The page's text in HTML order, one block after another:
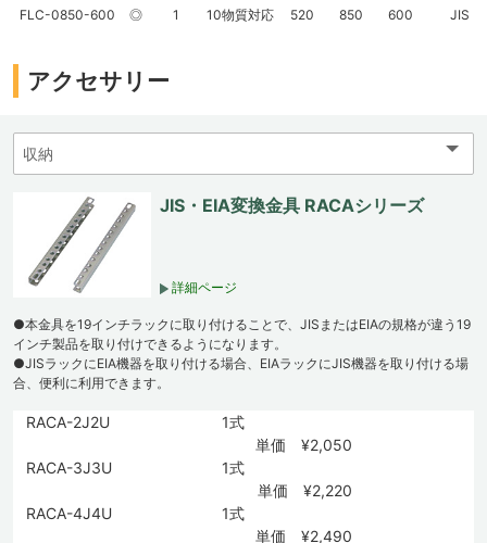
FLC-0850-600 ◎ 1 10物質対応 520 850 600 JIS
アクセサリー
JIS・EIA変換金具 RACAシリーズ
詳細ページ
●本金具を19インチラックに取り付けることで、JISまたはEIAの規格が違う19
インチ製品を取り付けできるようになります。
●JISラックにEIA機器を取り付ける場合、EIAラックにJIS機器を取り付ける場
合、便利に利用できます。
RACA-2J2U
1式
単価 ¥2,050
RACA-3J3U
1式
単価 ¥2,220
RACA-4J4U
1式
単価 ¥2,490